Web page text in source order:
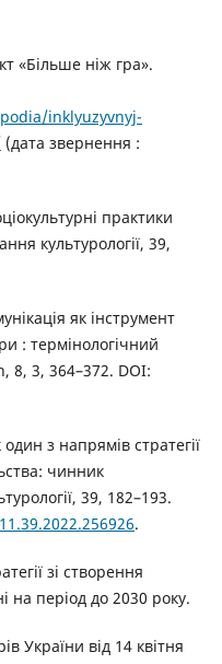
«Більше ніж гра».
inklyuzyvnyj-
(дата звернення :
практики
культурології, 39,
як інструмент
: термінологічний
8, 3, 364–372. DOI:
з напрямів стратегії
чинник
39, 182–193.
.
зі створення
на період до 2030 року.
України від 14 квітня